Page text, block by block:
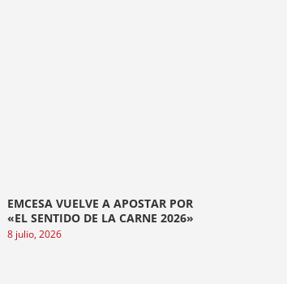
EMCESA VUELVE A APOSTAR POR
«EL SENTIDO DE LA CARNE 2026»
8 julio, 2026